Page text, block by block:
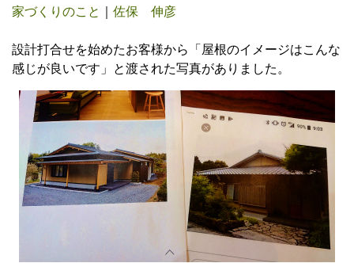
家づくりのこと
佐保 伸彦
設計打合せを始めたお客様から「屋根のイメージはこんな
感じが良いです」と渡された写真がありました。